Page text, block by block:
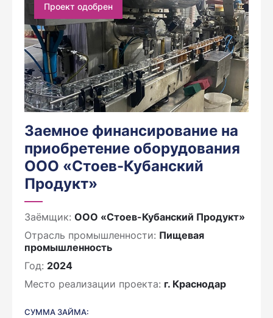
Проект одобрен
Заемное финансирование на
приобретение оборудования
ООО «Стоев-Кубанский
Продукт»
Заёмщик: ООО «Стоев-Кубанский Продукт»
Отрасль промышленности: Пищевая
промышленность
Год: 2024
Место реализации проекта: г. Краснодар
СУММА ЗАЙМА: